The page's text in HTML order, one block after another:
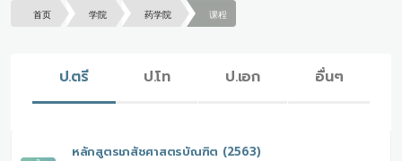
首页 学院 药学院 课程
ป.ตรี ป.โท ป.เอก อื่นๆ
หลักสูตรเภสัชศาสตรบัณฑิต (2563)